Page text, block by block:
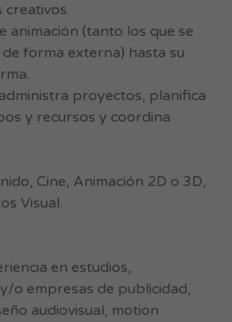
creativos.
animación (tanto los que se
forma externa) hasta su
proyectos, planifica
y recursos y coordina
Cine, Animación 2D o 3D,
Visual.
en estudios,
o empresas de publicidad,
audiovisual, motion